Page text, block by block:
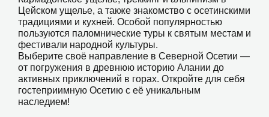
Цейском ущелье, а также знакомство с осетинскими
традициями и кухней. Особой популярностью
пользуются паломнические туры к святым местам и
фестивали народной культуры.
Выберите своё направление в Северной Осетии —
от погружения в древнюю историю Алании до
активных приключений в горах. Откройте для себя
гостеприимную Осетию с её уникальным
наследием!